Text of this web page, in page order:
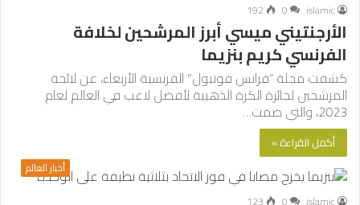
islamic
0
192
الأرجنتيني ميسي أبرز المرشحين لخلافة
الفرنسي كريم بنزيما
كشفت مجلة “فرانس فوتبول” الفرنسية الأربعاء، عن لائحة
المرشحين لجائزة الكرة الذهبية لأفضل لاعب في العالم لعام
2023، والتي ضمت…
أكمل القراءة »
أخبار العالم